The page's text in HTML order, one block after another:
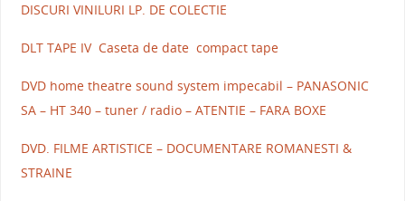
DISCURI VINILURI LP. DE COLECTIE
DLT TAPE IV Caseta de date compact tape
DVD home theatre sound system impecabil – PANASONIC
SA – HT 340 – tuner / radio – ATENTIE – FARA BOXE
DVD. FILME ARTISTICE – DOCUMENTARE ROMANESTI &
STRAINE